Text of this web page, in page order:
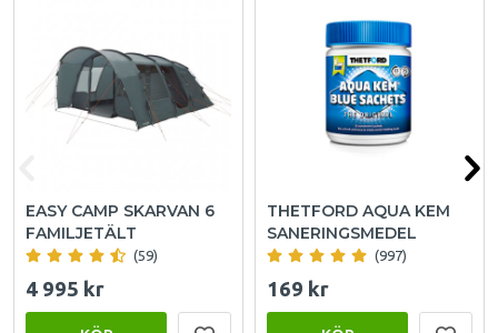
EASY CAMP SKARVAN 6
FAMILJETÄLT
(59)
4 995 kr
THETFORD AQUA KEM
SANERINGSMEDEL
(997)
169 kr